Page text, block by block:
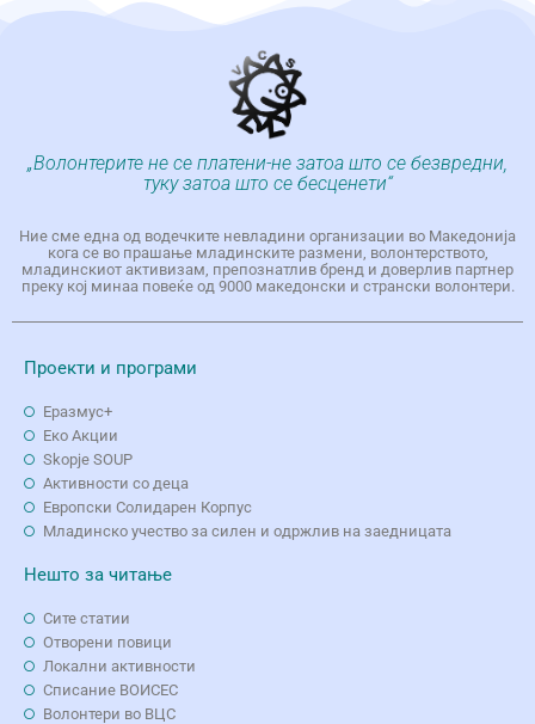
„Волонтерите не се платени-не затоа што се безвредни,
туку затоа што се бесценети“
Ние сме една од водечките невладини организации во Македонија
кога се во прашање младинските размени, волонтерството,
младинскиот активизам, препознатлив бренд и доверлив партнер
преку кој минаа повеќе од 9000 македонски и странски волонтери.
Проекти и програми
Еразмус+
Еко Aкции
Skopje SOUP
Активности со деца
Европски Солидарен Корпус
Младинско учество за силен и одржлив на заедницата
Нешто за читање
Сите статии
Отворени повици
Локални активности
Списание ВОИСЕС
Волонтери во ВЦС